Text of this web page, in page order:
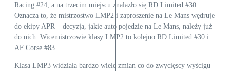
Racing #24, a na trzecim miejscu znalazło się RD Limited #30.
Oznacza to, że mistrzostwo LMP2 i zaproszenie na Le Mans wędruje
do ekipy APR – decyzja, jakie auto pojedzie na Le Mans, należy już
do nich. Wicemistrzowie klasy LMP2 to kolejno RD Limited #30 i
AF Corse #83.
Klasa LMP3 widziała bardzo wiele zmian co do zwycięscy wyścigu